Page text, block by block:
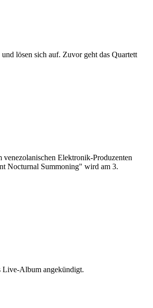
lösen sich auf. Zuvor geht das Quartett
Elektronik-Produzenten
Nocturnal Summoning" wird am 3.
Live-Album angekündigt.